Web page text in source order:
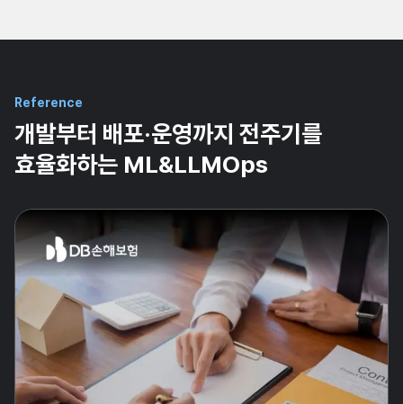
Reference
개발부터 배포·운영까지 전주기를
효율화하는 ML&LLMOps